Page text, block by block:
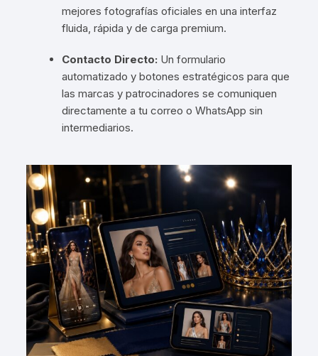
mejores fotografías oficiales en una interfaz
fluida, rápida y de carga premium.
Contacto Directo: Un formulario
automatizado y botones estratégicos para que
las marcas y patrocinadores se comuniquen
directamente a tu correo o WhatsApp sin
intermediarios.